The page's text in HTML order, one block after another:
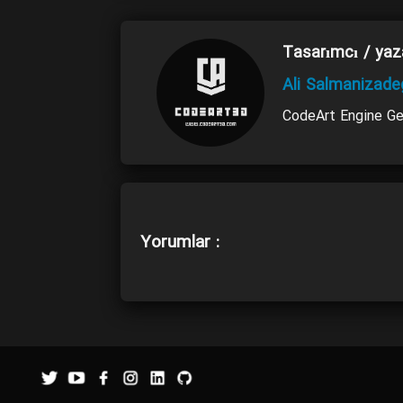
Tasarımcı /
Ali
CodeArt Engine
Yorumlar :